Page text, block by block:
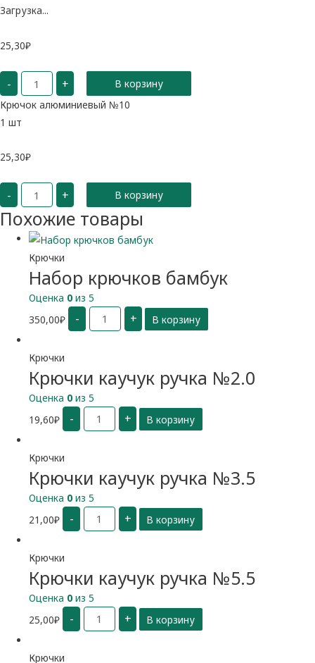
Загрузка...
25,30₽
-
Количество
Крючок
алюминиевый
№10
+
В корзину
Крючок алюминиевый №10
1 шт
25,30₽
-
Количество
Крючок
алюминиевый
№10
+ В корзину
Похожие товары
Крючки
Набор крючков бамбук
Оценка 0 из 5
350,00₽ -
Количество
Набор
крючков
+ В корзину
Крючки
Крючки каучук ручка №2.0
Оценка 0 из 5
19,60₽ -
Количество
Крючки
каучук
+ В корзину
Крючки
Крючки каучук ручка №3.5
Оценка 0 из 5
21,00₽ -
Количество
Крючки
каучук
+ В корзину
Крючки
Крючки каучук ручка №5.5
Оценка 0 из 5
25,00₽ -
Количество
Крючки
каучук
+ В корзину
Крючки